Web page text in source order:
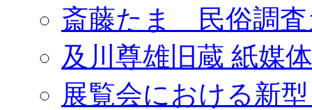
斎藤たま 民俗調査
及川尊雄旧蔵 紙媒
展覧会における新